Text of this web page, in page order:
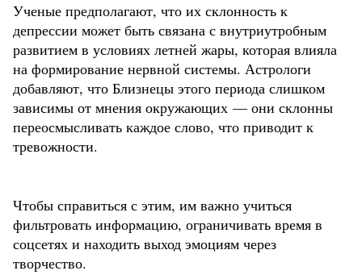
Ученые предполагают, что их склонность к
депрессии может быть связана с внутриутробным
развитием в условиях летней жары, которая влияла
на формирование нервной системы. Астрологи
добавляют, что Близнецы этого периода слишком
зависимы от мнения окружающих — они склонны
переосмысливать каждое слово, что приводит к
тревожности.
Чтобы справиться с этим, им важно учиться
фильтровать информацию, ограничивать время в
соцсетях и находить выход эмоциям через
творчество.